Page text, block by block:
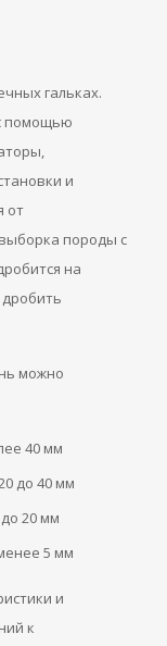
гальках.
помощью
и
от
породы с
на
можно
40 мм
до 40 мм
20 мм
5 мм
и
к